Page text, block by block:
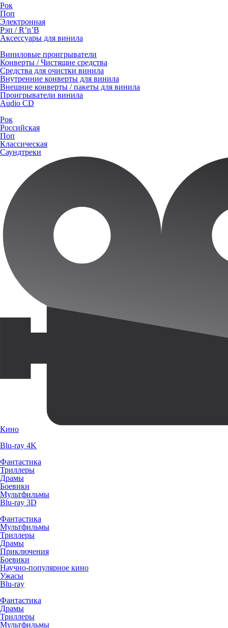
Рок
Поп
Электронная
Рэп / R’n’B
Аксессуары для винила
Виниловые проигрыватели
Конверты / Чистящие средства
Средства для очистки винила
Внутренние конверты для винила
Внешние конверты / пакеты для винила
Проигрыватели винила
Audio CD
Рок
Российская
Поп
Классическая
Саундтреки
Кино
Blu-ray 4K
Фантастика
Триллеры
Драмы
Боевики
Мультфильмы
Blu-ray 3D
Фантастика
Мультфильмы
Триллеры
Драмы
Приключения
Боевики
Научно-популярное кино
Ужасы
Blu-ray
Фантастика
Драмы
Триллеры
Мультфильмы